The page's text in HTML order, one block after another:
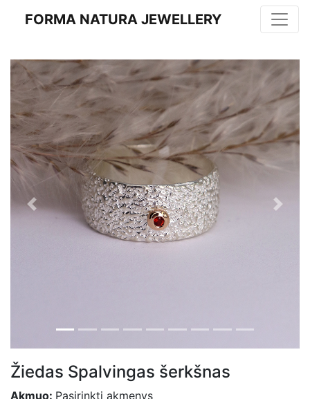
FORMA NATURA JEWELLERY
Previous Next
Žiedas Spalvingas šerkšnas
Akmuo: Pasirinkti akmenys